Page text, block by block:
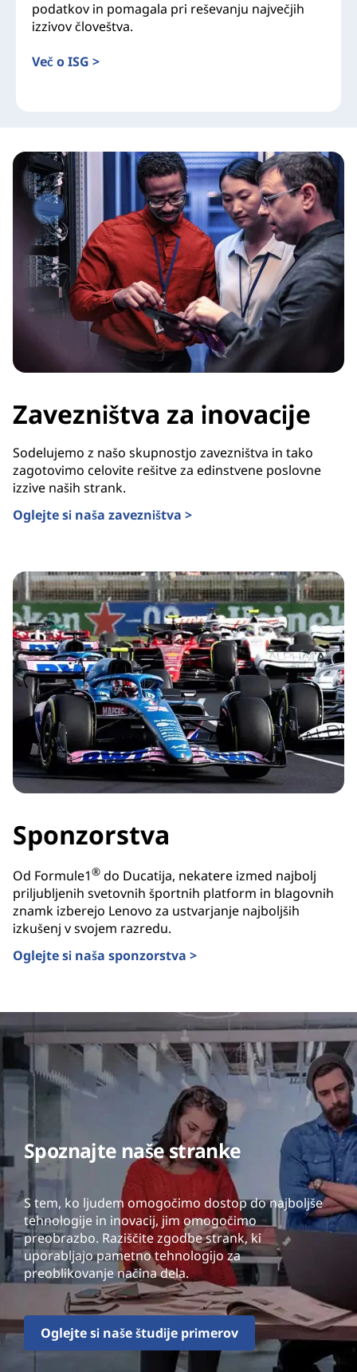
podatkov in pomagala pri reševanju največjih
izzivov človeštva.
Več o ISG >
Zavezništva za inovacije
Sodelujemo z našo skupnostjo zavezništva in tako
zagotovimo celovite rešitve za edinstvene poslovne
izzive naših strank.
Oglejte si naša zavezništva >
Sponzorstva
Od Formule1® do Ducatija, nekatere izmed najbolj
priljubljenih svetovnih športnih platform in blagovnih
znamk izberejo Lenovo za ustvarjanje najboljših
izkušenj v svojem razredu.
Oglejte si naša sponzorstva >
Spoznajte naše stranke
S tem, ko ljudem omogočimo dostop do najboljše
tehnologije in inovacij, jim omogočimo
preobrazbo. Raziščite zgodbe strank, ki
uporabljajo pametno tehnologijo za
preoblikovanje načina dela.
Oglejte si naše študije primerov